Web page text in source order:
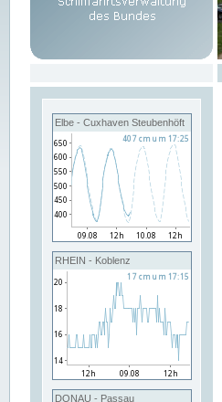
Elbe - Cuxhaven Steubenhöft
RHEIN - Koblenz
DONAU - Passau